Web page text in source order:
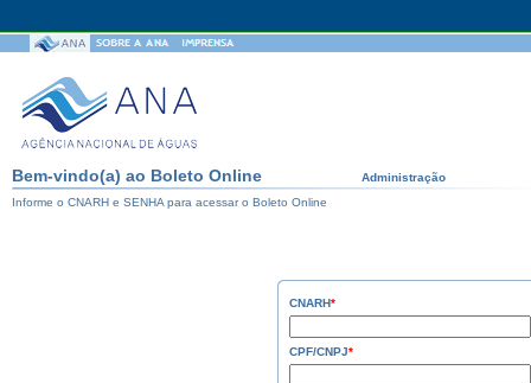
Bem-vindo(a) ao Boleto Online
Administração
Informe o CNARH e SENHA para acessar o Boleto Online
CNARH*
CPF/CNPJ*